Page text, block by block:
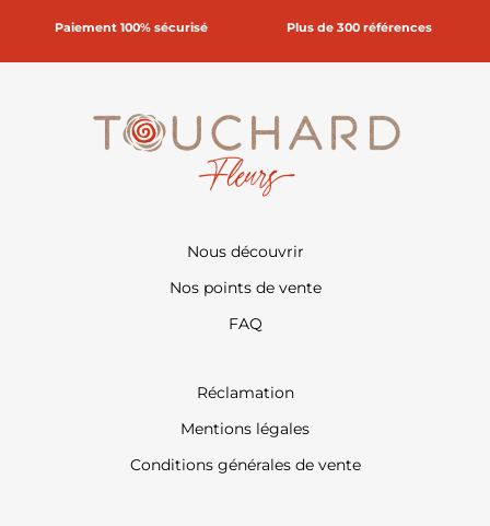
Paiement 100% sécurisé Plus de 300 références
Nous découvrir
Nos points de vente
FAQ
Réclamation
Mentions légales
Conditions générales de vente